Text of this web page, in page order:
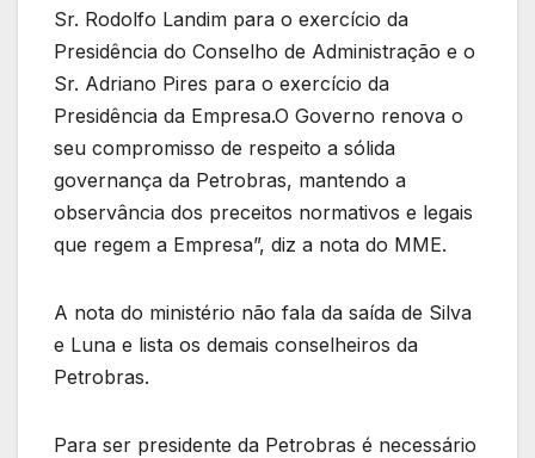
Sr. Rodolfo Landim para o exercício da
Presidência do Conselho de Administração e o
Sr. Adriano Pires para o exercício da
Presidência da Empresa.O Governo renova o
seu compromisso de respeito a sólida
governança da Petrobras, mantendo a
observância dos preceitos normativos e legais
que regem a Empresa”, diz a nota do MME.
A nota do ministério não fala da saída de Silva
e Luna e lista os demais conselheiros da
Petrobras.
Para ser presidente da Petrobras é necessário